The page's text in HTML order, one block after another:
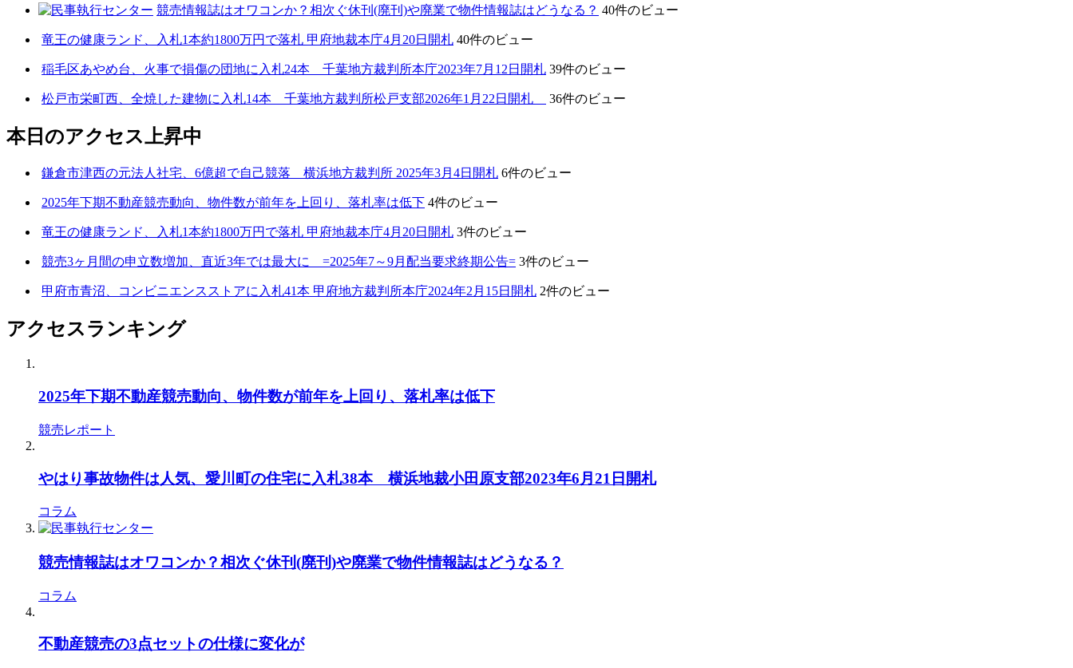
競売情報誌はオワコンか？相次ぐ休刊(廃刊)や廃業で物件情報誌はどうなる？ 40件のビュー
竜王の健康ランド、入札1本約1800万円で落札 甲府地裁本庁4月20日開札 40件のビュー
稲毛区あやめ台、火事で損傷の団地に入札24本 千葉地方裁判所本庁2023年7月12日開札 39件のビュー
松戸市栄町西、全焼した建物に入札14本 千葉地方裁判所松戸支部2026年1月22日開札 36件のビュー
本日のアクセス上昇中
鎌倉市津西の元法人社宅、6億超で自己競落 横浜地方裁判所 2025年3月4日開札 6件のビュー
2025年下期不動産競売動向、物件数が前年を上回り、落札率は低下 4件のビュー
竜王の健康ランド、入札1本約1800万円で落札 甲府地裁本庁4月20日開札 3件のビュー
競売3ヶ月間の申立数増加、直近3年では最大に =2025年7～9月配当要求終期公告= 3件のビュー
甲府市青沼、コンビニエンスストアに入札41本 甲府地方裁判所本庁2024年2月15日開札 2件のビュー
アクセスランキング
2025年下期不動産競売動向、物件数が前年を上回り、落札率は低下
競売レポート
やはり事故物件は人気、愛川町の住宅に入札38本 横浜地裁小田原支部2023年6月21日開札
コラム
競売情報誌はオワコンか？相次ぐ休刊(廃刊)や廃業で物件情報誌はどうなる？
コラム
不動産競売の3点セットの仕様に変化が